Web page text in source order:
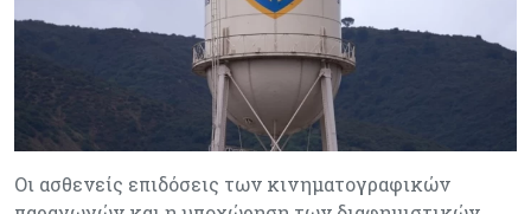
Οι ασθενείς επιδόσεις των κινηματογραφικών